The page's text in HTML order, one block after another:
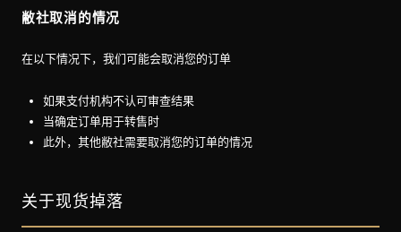
敝社取消的情况
在以下情况下，我们可能会取消您的订单
如果支付机构不认可审查结果
当确定订单用于转售时
此外，其他敝社需要取消您的订单的情况
关于现货掉落